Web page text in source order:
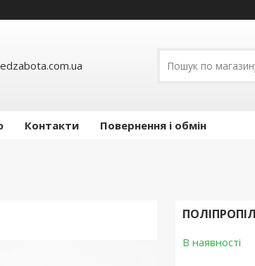
Контакти Повернення і обмін
В наявності